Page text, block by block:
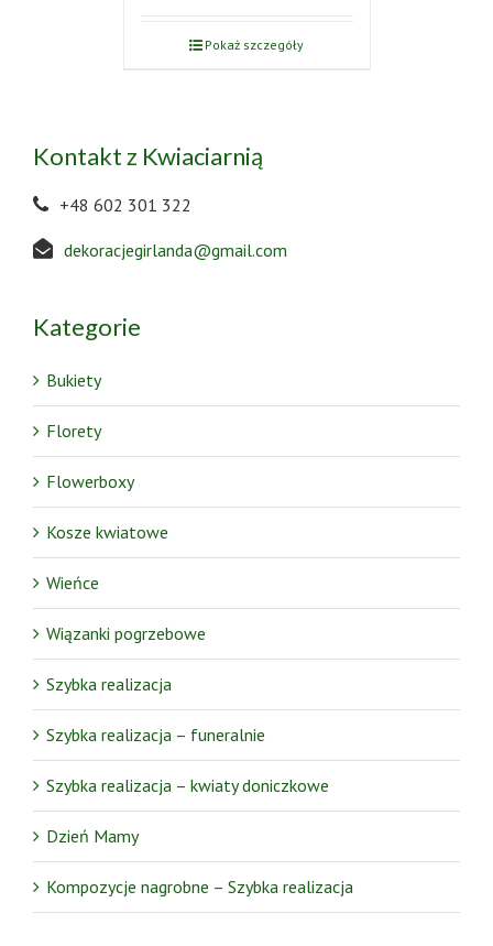
Pokaż szczegóły
Kontakt z Kwiaciarnią
+48 602 301 322
dekoracjegirlanda@gmail.com
Kategorie
Bukiety
Florety
Flowerboxy
Kosze kwiatowe
Wieńce
Wiązanki pogrzebowe
Szybka realizacja
Szybka realizacja – funeralnie
Szybka realizacja – kwiaty doniczkowe
Dzień Mamy
Kompozycje nagrobne – Szybka realizacja